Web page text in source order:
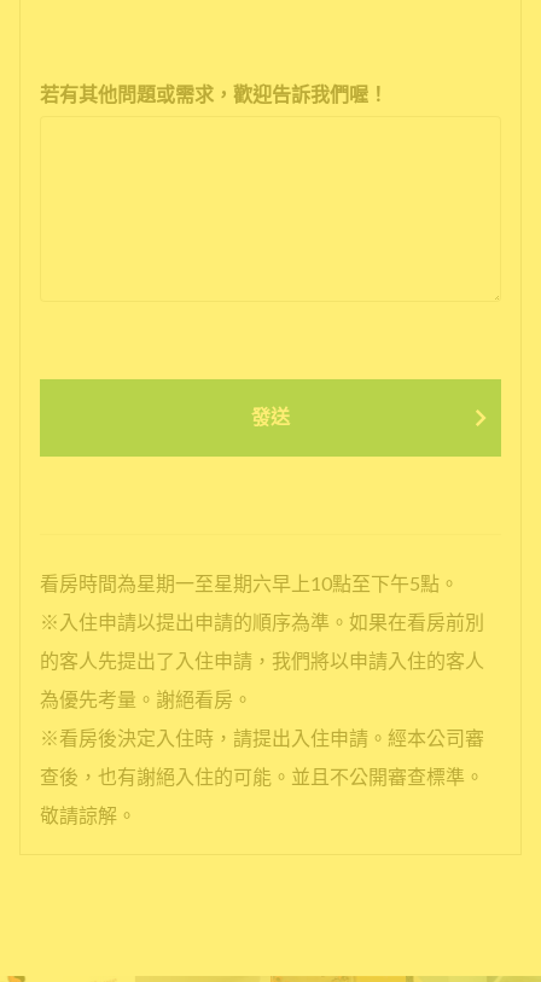
若有其他問題或需求，歡迎告訴我們喔！
發送
看房時間為星期一至星期六早上10點至下午5點。
※入住申請以提出申請的順序為準。如果在看房前別
的客人先提出了入住申請，我們將以申請入住的客人
為優先考量。謝絕看房。
※看房後決定入住時，請提出入住申請。經本公司審
查後，也有謝絕入住的可能。並且不公開審查標準。
敬請諒解。